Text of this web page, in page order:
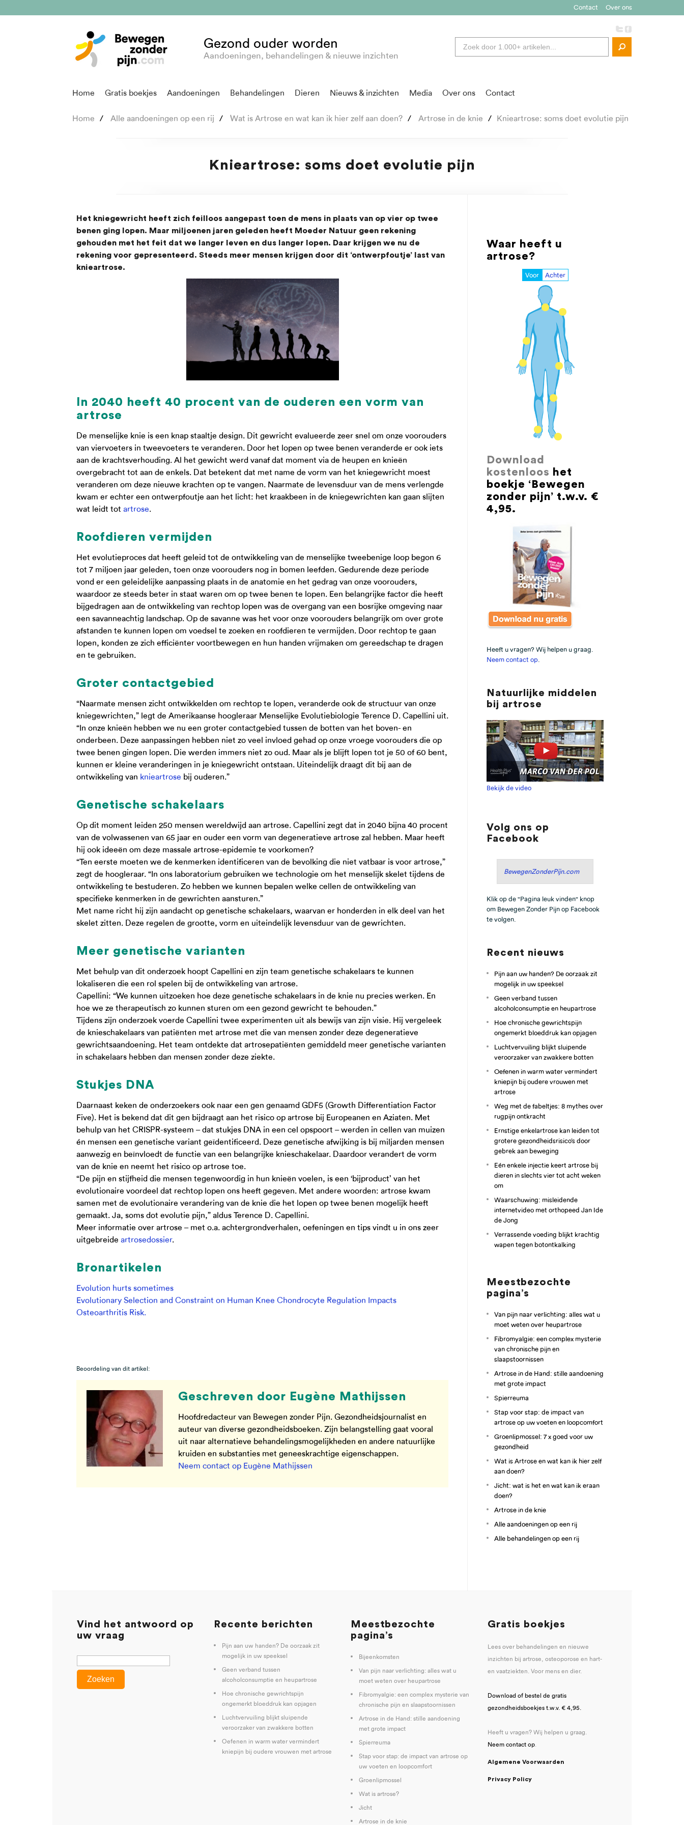
Over ons
Contact
Gezond ouder worden
Aandoeningen, behandelingen & nieuwe inzichten
Home Gratis boekjes Aandoeningen Behandelingen Dieren Nieuws & inzichten Media Over ons Contact
Home Alle aandoeningen op een rij Wat is Artrose en wat kan ik hier zelf aan doen? Artrose in de knie Knieartrose: soms doet evolutie pijn
Knieartrose: soms doet evolutie pijn
Het kniegewricht heeft zich feilloos aangepast toen de mens in plaats van op vier op twee
benen ging lopen. Maar miljoenen jaren geleden heeft Moeder Natuur geen rekening
gehouden met het feit dat we langer leven en dus langer lopen. Daar krijgen we nu de
rekening voor gepresenteerd. Steeds meer mensen krijgen door dit ‘ontwerpfoutje’ last van
knieartrose.
In 2040 heeft 40 procent van de ouderen een vorm van
artrose
De menselijke knie is een knap staaltje design. Dit gewricht evalueerde zeer snel om onze voorouders
van viervoeters in tweevoeters te veranderen. Door het lopen op twee benen veranderde er ook iets
aan de krachtsverhouding. Al het gewicht werd vanaf dat moment via de heupen en knieën
overgebracht tot aan de enkels. Dat betekent dat met name de vorm van het kniegewricht moest
veranderen om deze nieuwe krachten op te vangen. Naarmate de levensduur van de mens verlengde
kwam er echter een ontwerpfoutje aan het licht: het kraakbeen in de kniegewrichten kan gaan slijten
wat leidt tot artrose.
Roofdieren vermijden
Het evolutieproces dat heeft geleid tot de ontwikkeling van de menselijke tweebenige loop begon 6
tot 7 miljoen jaar geleden, toen onze voorouders nog in bomen leefden. Gedurende deze periode
vond er een geleidelijke aanpassing plaats in de anatomie en het gedrag van onze voorouders,
waardoor ze steeds beter in staat waren om op twee benen te lopen. Een belangrijke factor die heeft
bijgedragen aan de ontwikkeling van rechtop lopen was de overgang van een bosrijke omgeving naar
een savanneachtig landschap. Op de savanne was het voor onze voorouders belangrijk om over grote
afstanden te kunnen lopen om voedsel te zoeken en roofdieren te vermijden. Door rechtop te gaan
lopen, konden ze zich efficiënter voortbewegen en hun handen vrijmaken om gereedschap te dragen
en te gebruiken.
Groter contactgebied
“Naarmate mensen zicht ontwikkelden om rechtop te lopen, veranderde ook de structuur van onze
kniegewrichten,” legt de Amerikaanse hoogleraar Menselijke Evolutiebiologie Terence D. Capellini uit.
“In onze knieën hebben we nu een groter contactgebied tussen de botten van het boven- en
onderbeen. Deze aanpassingen hebben niet zo veel invloed gehad op onze vroege voorouders die op
twee benen gingen lopen. Die werden immers niet zo oud. Maar als je blijft lopen tot je 50 of 60 bent,
kunnen er kleine veranderingen in je kniegewricht ontstaan. Uiteindelijk draagt dit bij aan de
ontwikkeling van knieartrose bij ouderen.”
Genetische schakelaars
Op dit moment leiden 250 mensen wereldwijd aan artrose. Capellini zegt dat in 2040 bijna 40 procent
van de volwassenen van 65 jaar en ouder een vorm van degeneratieve artrose zal hebben. Maar heeft
hij ook ideeën om deze massale artrose-epidemie te voorkomen?
“Ten eerste moeten we de kenmerken identificeren van de bevolking die niet vatbaar is voor artrose,”
zegt de hoogleraar. “In ons laboratorium gebruiken we technologie om het menselijk skelet tijdens de
ontwikkeling te bestuderen. Zo hebben we kunnen bepalen welke cellen de ontwikkeling van
specifieke kenmerken in de gewrichten aansturen.”
Met name richt hij zijn aandacht op genetische schakelaars, waarvan er honderden in elk deel van het
skelet zitten. Deze regelen de grootte, vorm en uiteindelijk levensduur van de gewrichten.
Meer genetische varianten
Met behulp van dit onderzoek hoopt Capellini en zijn team genetische schakelaars te kunnen
lokaliseren die een rol spelen bij de ontwikkeling van artrose.
Capellini: “We kunnen uitzoeken hoe deze genetische schakelaars in de knie nu precies werken. En
hoe we ze therapeutisch zo kunnen sturen om een gezond gewricht te behouden.”
Tijdens zijn onderzoek voerde Capellini twee experimenten uit als bewijs van zijn visie. Hij vergeleek
de knieschakelaars van patiënten met artrose met die van mensen zonder deze degeneratieve
gewrichtsaandoening. Het team ontdekte dat artrosepatiënten gemiddeld meer genetische varianten
in schakelaars hebben dan mensen zonder deze ziekte.
Stukjes DNA
Daarnaast keken de onderzoekers ook naar een gen genaamd GDF5 (Growth Differentiation Factor
Five). Het is bekend dat dit gen bijdraagt aan het risico op artrose bij Europeanen en Aziaten. Met
behulp van het CRISPR-systeem – dat stukjes DNA in een cel opspoort – werden in cellen van muizen
én mensen een genetische variant geïdentificeerd. Deze genetische afwijking is bij miljarden mensen
aanwezig en beïnvloedt de functie van een belangrijke knieschakelaar. Daardoor verandert de vorm
van de knie en neemt het risico op artrose toe.
“De pijn en stijfheid die mensen tegenwoordig in hun knieën voelen, is een ‘bijproduct’ van het
evolutionaire voordeel dat rechtop lopen ons heeft gegeven. Met andere woorden: artrose kwam
samen met de evolutionaire verandering van de knie die het lopen op twee benen mogelijk heeft
gemaakt. Ja, soms dot evolutie pijn,” aldus Terence D. Capellini.
Meer informatie over artrose – met o.a. achtergrondverhalen, oefeningen en tips vindt u in ons zeer
uitgebreide artrosedossier.
Bronartikelen
Evolution hurts sometimes
Evolutionary Selection and Constraint on Human Knee Chondrocyte Regulation Impacts
Osteoarthritis Risk.
Beoordeling van dit artikel:
Geschreven door Eugène Mathijssen
Hoofdredacteur van Bewegen zonder Pijn. Gezondheidsjournalist en
auteur van diverse gezondheidsboeken. Zijn belangstelling gaat vooral
uit naar alternatieve behandelingsmogelijkheden en andere natuurlijke
kruiden en substanties met geneeskrachtige eigenschappen.
Neem contact op Eugène Mathijssen
Waar heeft u
artrose?
Voor Achter
Download
kostenloos het
boekje ‘Bewegen
zonder pijn’ t.w.v. €
4,95.
Heeft u vragen? Wij helpen u graag.
Neem contact op
Natuurlijke middelen
bij artrose
Bekijk de video
Volg ons op
Facebook
BewegenZonderPijn.com
Klik op de "Pagina leuk vinden" knop
om Bewegen Zonder Pijn op Facebook
te volgen.
Recent nieuws
Pijn aan uw handen? De oorzaak zit
mogelijk in uw speeksel
Geen verband tussen
alcoholconsumptie en heupartrose
Hoe chronische gewrichtspijn
ongemerkt bloeddruk kan opjagen
Luchtvervuiling blijkt sluipende
veroorzaker van zwakkere botten
Oefenen in warm water vermindert
kniepijn bij oudere vrouwen met
artrose
Weg met de fabeltjes: 8 mythes over
rugpijn ontkracht
Ernstige enkelartrose kan leiden tot
grotere gezondheidsrisico’s door
gebrek aan beweging
Eén enkele injectie keert artrose bij
dieren in slechts vier tot acht weken
om
Waarschuwing: misleidende
internetvideo met orthopeed Jan Ide
de Jong
Verrassende voeding blijkt krachtig
wapen tegen botontkalking
Meestbezochte
pagina’s
Van pijn naar verlichting: alles wat u
moet weten over heupartrose
Fibromyalgie: een complex mysterie
van chronische pijn en
slaapstoornissen
Artrose in de Hand: stille aandoening
met grote impact
Spierreuma
Stap voor stap: de impact van
artrose op uw voeten en loopcomfort
Groenlipmossel: 7 x goed voor uw
gezondheid
Wat is Artrose en wat kan ik hier zelf
aan doen?
Jicht: wat is het en wat kan ik eraan
doen?
Artrose in de knie
Alle aandoeningen op een rij
Alle behandelingen op een rij
Vind het antwoord op
uw vraag
Recente berichten
Pijn aan uw handen? De oorzaak zit
mogelijk in uw speeksel
Geen verband tussen
alcoholconsumptie en heupartrose
Hoe chronische gewrichtspijn
ongemerkt bloeddruk kan opjagen
Luchtvervuiling blijkt sluipende
veroorzaker van zwakkere botten
Oefenen in warm water vermindert
kniepijn bij oudere vrouwen met artrose
Meestbezochte
pagina’s
Bijeenkomsten
Van pijn naar verlichting: alles wat u
moet weten over heupartrose
Fibromyalgie: een complex mysterie van
chronische pijn en slaapstoornissen
Artrose in de Hand: stille aandoening
met grote impact
Spierreuma
Stap voor stap: de impact van artrose op
uw voeten en loopcomfort
Groenlipmossel
Wat is artrose?
Jicht
Artrose in de knie
Gratis boekjes
Lees over behandelingen en nieuwe
inzichten bij artrose, osteoporose en hart-
en vaatziekten. Voor mens en dier.
Download of bestel de gratis
gezondheidsboekjes t.w.v. € 4,95.
Heeft u vragen? Wij helpen u graag.
Neem contact op.
Algemene Voorwaarden
Privacy Policy